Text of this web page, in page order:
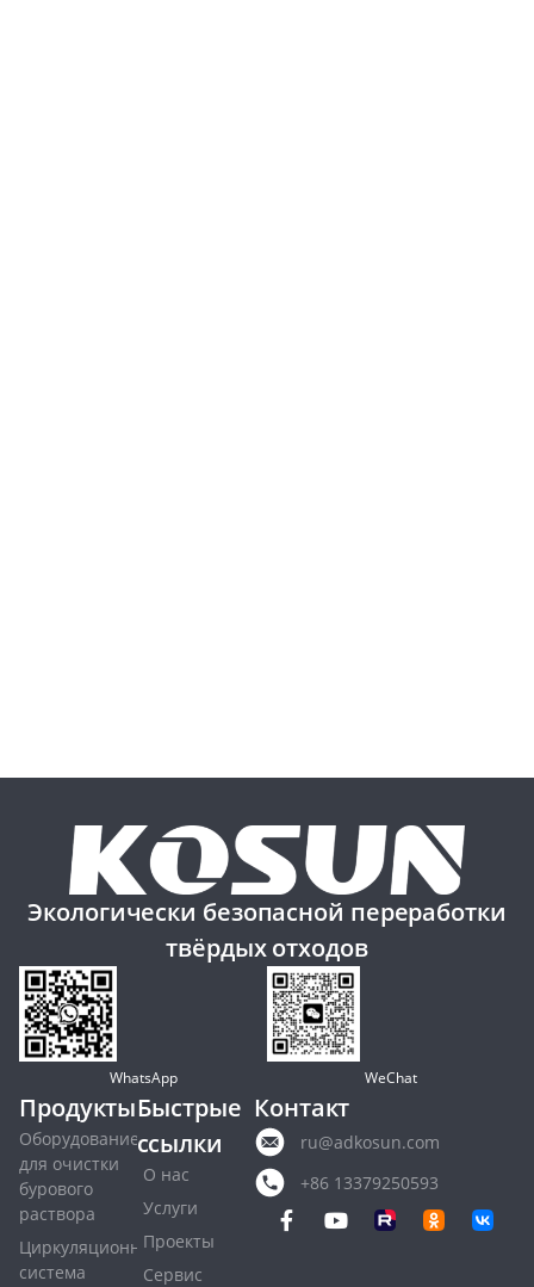
Экологически безопасной переработки
твёрдых отходов
WhatsApp WeChat
Продукты
Оборудование
для очистки
бурового
раствора
Циркуляционная
система
Быстрые
ссылки
О нас
Услуги
Проекты
Сервис
Контакт
ru@adkosun.com
+86 13379250593